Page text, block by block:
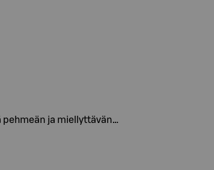
pehmeän ja miellyttävän…